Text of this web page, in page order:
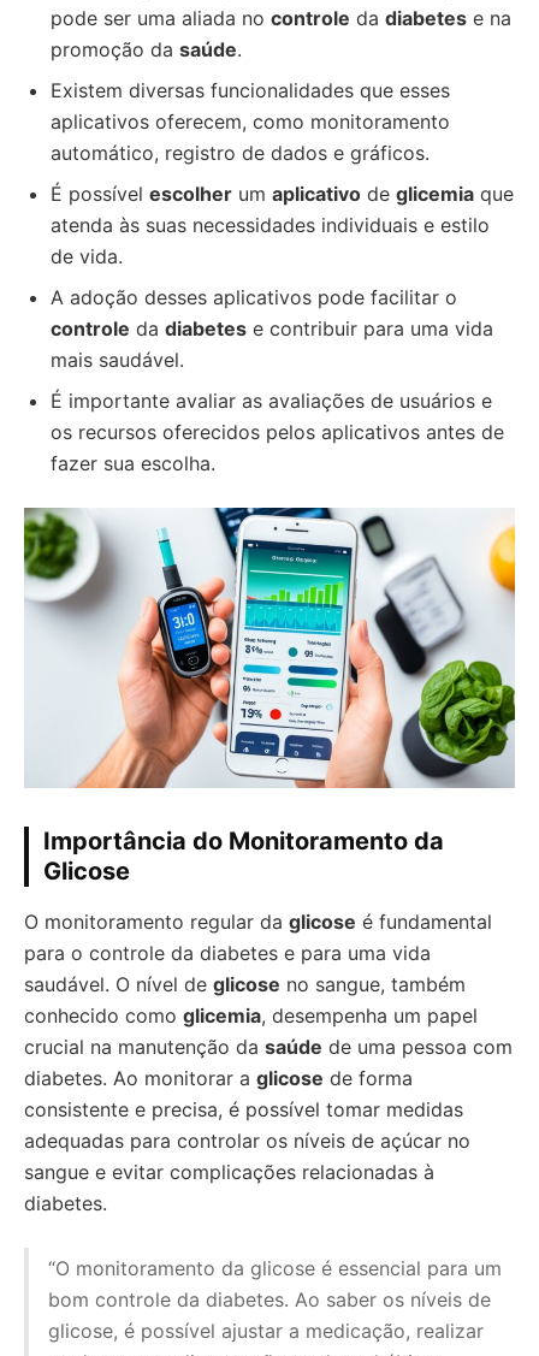
pode ser uma aliada no controle da diabetes e na
promoção da saúde.
Existem diversas funcionalidades que esses
aplicativos oferecem, como monitoramento
automático, registro de dados e gráficos.
É possível escolher um aplicativo de glicemia que
atenda às suas necessidades individuais e estilo
de vida.
A adoção desses aplicativos pode facilitar o
controle da diabetes e contribuir para uma vida
mais saudável.
É importante avaliar as avaliações de usuários e
os recursos oferecidos pelos aplicativos antes de
fazer sua escolha.
Importância do Monitoramento da
Glicose
O monitoramento regular da glicose é fundamental
para o controle da diabetes e para uma vida
saudável. O nível de glicose no sangue, também
conhecido como glicemia, desempenha um papel
crucial na manutenção da saúde de uma pessoa com
diabetes. Ao monitorar a glicose de forma
consistente e precisa, é possível tomar medidas
adequadas para controlar os níveis de açúcar no
sangue e evitar complicações relacionadas à
diabetes.
“O monitoramento da glicose é essencial para um
bom controle da diabetes. Ao saber os níveis de
glicose, é possível ajustar a medicação, realizar